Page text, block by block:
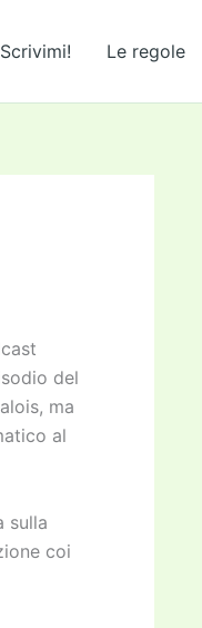
Scrivimi! Le regole
del
ma
al
sulla
coi